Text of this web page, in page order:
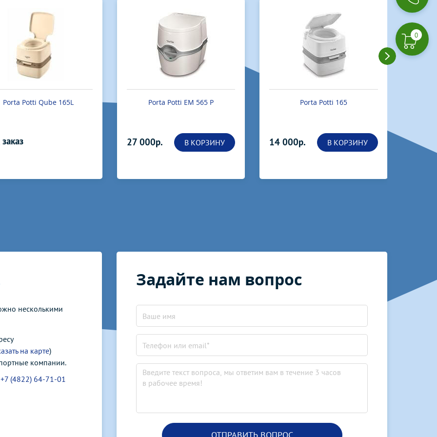
Porta Potti EM 565 P Porta Potti 165
14 000р. В КОРЗИНУ
Porta Potti 365
Под заказ 9
несколькими
на карте)
компании.
+7 (4822) 64-71-01
Задайте нам вопрос
0